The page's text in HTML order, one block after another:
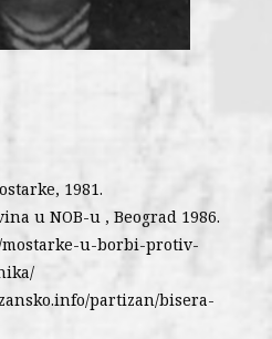
1981.
u NOB-u , Beograd 1986.
u-borbi-protiv-
partizan/bisera-